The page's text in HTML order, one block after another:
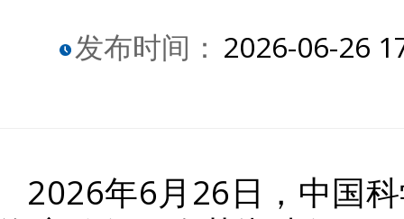
发布时间： 2026-06-26
2026年6月26日，中国